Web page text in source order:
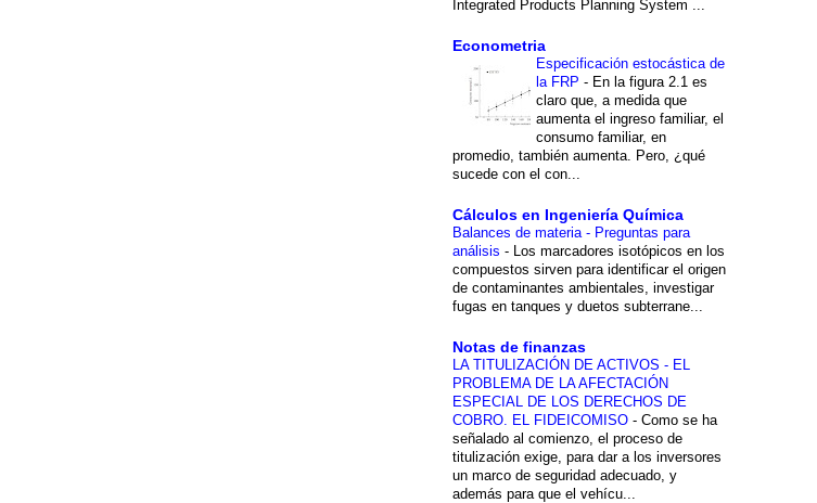
Integrated Products Planning System ...
Econometria
Especificación estocástica de
la FRP - En la figura 2.1 es
claro que, a medida que
aumenta el ingreso familiar, el
consumo familiar, en
promedio, también aumenta. Pero, ¿qué
sucede con el con...
Cálculos en Ingeniería Química
Balances de materia - Preguntas para
análisis -
Los marcadores isotópicos en los
compuestos sirven para identificar el origen
de contaminantes ambientales, investigar
fugas en tanques y duetos subterrane...
Notas de finanzas
LA TITULIZACIÓN DE ACTIVOS - EL
PROBLEMA DE LA AFECTACIÓN
ESPECIAL DE LOS DERECHOS DE
COBRO. EL FIDEICOMISO - Como se ha
señalado al comienzo, el proceso de
titulización exige, para dar a los inversores
un marco de seguridad adecuado, y
además para que el vehícu...